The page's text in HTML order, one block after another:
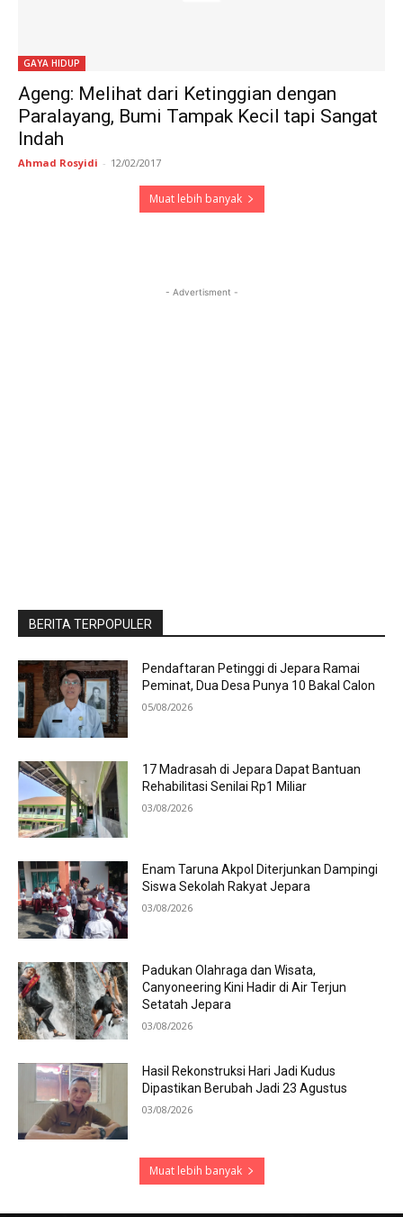
GAYA HIDUP
Ageng: Melihat dari Ketinggian dengan
Paralayang, Bumi Tampak Kecil tapi Sangat
Indah
Ahmad Rosyidi - 12/02/2017
Muat lebih banyak
- Advertisment -
BERITA TERPOPULER
Pendaftaran Petinggi di Jepara Ramai
Peminat, Dua Desa Punya 10 Bakal Calon
05/08/2026
17 Madrasah di Jepara Dapat Bantuan
Rehabilitasi Senilai Rp1 Miliar
03/08/2026
Enam Taruna Akpol Diterjunkan Dampingi
Siswa Sekolah Rakyat Jepara
03/08/2026
Padukan Olahraga dan Wisata,
Canyoneering Kini Hadir di Air Terjun
Setatah Jepara
03/08/2026
Hasil Rekonstruksi Hari Jadi Kudus
Dipastikan Berubah Jadi 23 Agustus
03/08/2026
Muat lebih banyak